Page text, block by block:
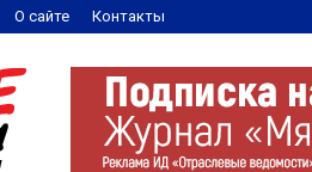
О сайте Контакты